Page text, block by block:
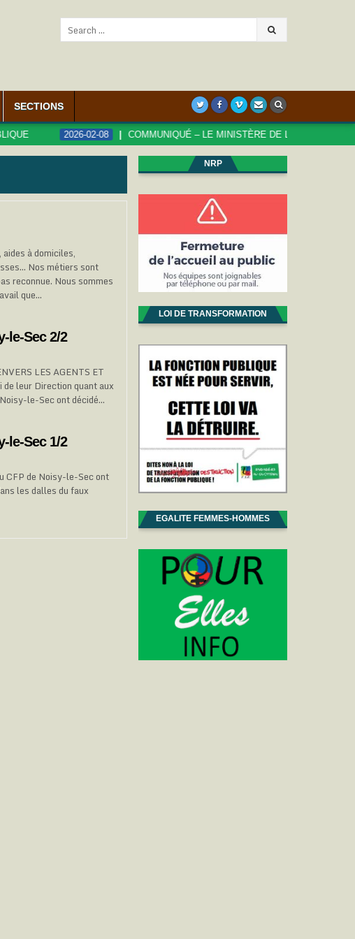
Search
for:
SECTIONS
2026-02-08 COMMUNIQUÉ – LE MINISTÈRE DE LA FONCTION
à domiciles,
Nos métiers sont
reconnue. Nous sommes
que…
le-Sec 2/2
LES AGENTS ET
de leur Direction quant aux
le-Sec ont décidé…
le-Sec 1/2
CFP de Noisy-le-Sec ont
les dalles du faux
NRP
LOI DE TRANSFORMATION
EGALITE FEMMES-HOMMES